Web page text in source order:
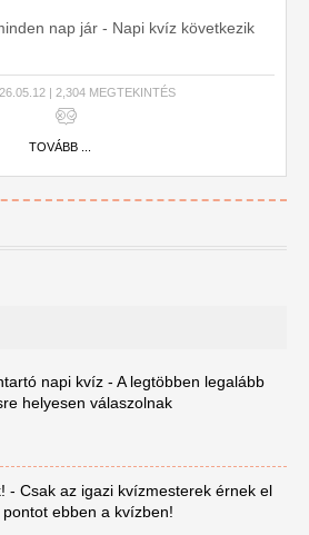
nap jár - Napi kvíz következik
| 2,304 MEGTEKINTÉS
TOVÁBB ...
napi kvíz - A legtöbben legalább
helyesen válaszolnak
- Csak az igazi kvízmesterek érnek el
pontot ebben a kvízben!